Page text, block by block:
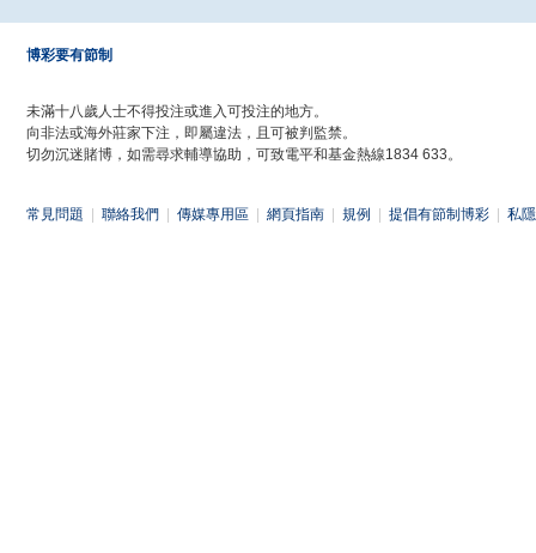
博彩要有節制
未滿十八歲人士不得投注或進入可投注的地方。
向非法或海外莊家下注，即屬違法，且可被判監禁。
切勿沉迷賭博，如需尋求輔導協助，可致電平和基金熱線1834 633。
常見問題 聯絡我們 傳媒專用區 網頁指南 規例 提倡有節制博彩 私